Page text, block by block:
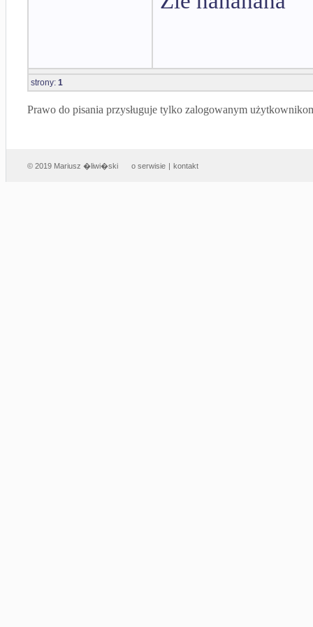
strony: 1
Prawo do pisania przysługuje tylko zalogowanym
© 2019 Mariusz �liwi�ski o serwisie | kontakt